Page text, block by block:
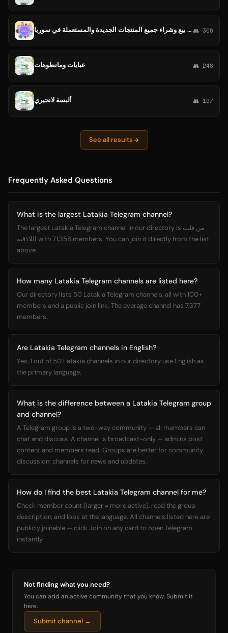
قناة بيع وشراء جميع المنتجات الجديدة والمستعملة في سوريا 👥 306
عبايات ومانطوهات 👥 248
ألبسة لانجيري 👥 197
See all results
Frequently Asked Questions
What is the largest Latakia Telegram channel?
The largest Latakia Telegram channel in our directory is من قلب
اللاذقية with 71,358 members. You can join it directly from the list
above.
How many Latakia Telegram channels are listed here?
Our directory lists 50 Latakia Telegram channels, all with 100+
members and a public join link. The average channel has 7,377
members.
Are Latakia Telegram channels in English?
Yes, 1 out of 50 Latakia channels in our directory use English as
the primary language.
What is the difference between a Latakia Telegram group
and channel?
A Telegram group is a two-way community — all members can
chat and discuss. A channel is broadcast-only — admins post
content and members read. Groups are better for community
discussion; channels for news and updates.
How do I find the best Latakia Telegram channel for me?
Check member count (larger = more active), read the group
description, and look at the language. All channels listed here are
publicly joinable — click Join on any card to open Telegram
instantly.
Not finding what you need?
You can add an active community that you know. Submit it
here.
Submit channel →